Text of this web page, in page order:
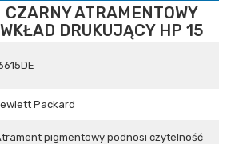
CZARNY ATRAMENTOWY
WKŁAD DRUKUJĄCY HP 15
Packard
pigmentowy podnosi czytelność